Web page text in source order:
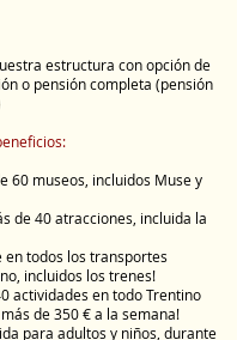
estructura con opción de
o pensión completa (pensión
60 museos, incluidos Muse y
de 40 atracciones, incluida la
en todos los transportes
incluidos los trenes!
actividades en todo Trentino
de 350 € a la semana!
para adultos y niños, durante